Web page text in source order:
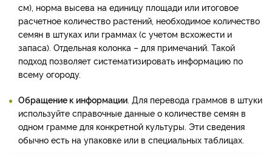
см), норма высева на единицу площади или итоговое
расчетное количество растений, необходимое количество
семян в штуках или граммах (с учетом всхожести и
запаса). Отдельная колонка – для примечаний. Такой
подход позволяет систематизировать информацию по
всему огороду.
Обращение к информации . Для перевода граммов в штуки
используйте справочные данные о количестве семян в
одном грамме для конкретной культуры. Эти сведения
обычно есть на упаковке или в специальных таблицах.